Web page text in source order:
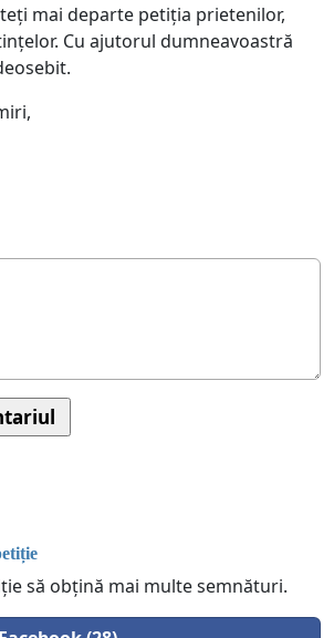
mai departe petiția prietenilor,
Cu ajutorul dumneavoastră
să obțină mai multe semnături.